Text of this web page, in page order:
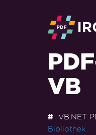
VB
VB.NET
Bibliothek